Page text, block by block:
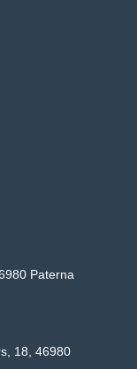
Paterna
18, 46980